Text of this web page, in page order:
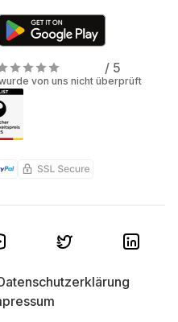
/ 5
von uns nicht überprüft